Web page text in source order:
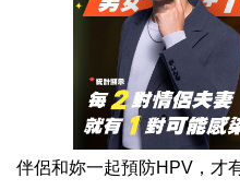
伴侶和妳一起預防HPV，才